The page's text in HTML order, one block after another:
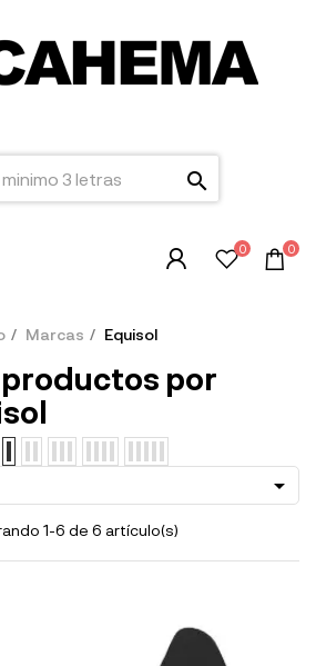
search
0 0
Marcas Equisol
por

1-6 de 6 artículo(s)